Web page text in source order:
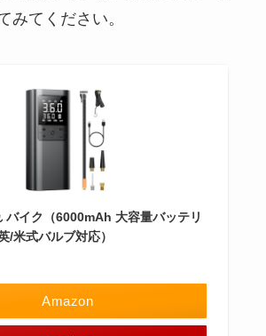
みてください。
バイク（6000mAh 大容量バッテリ
/米式バルブ対応）
Amazon